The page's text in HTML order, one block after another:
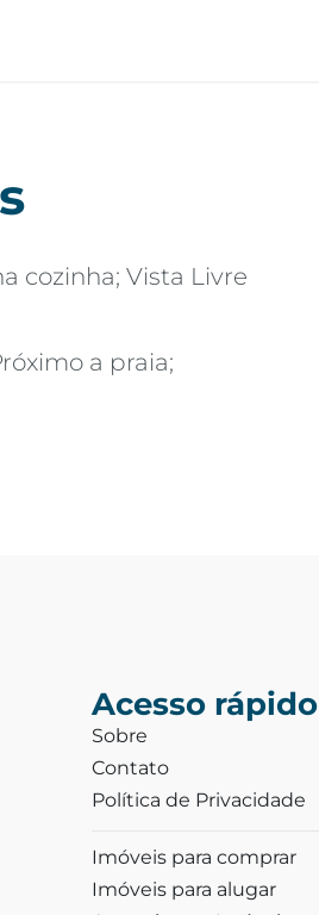
cozinha; Vista Livre
a praia;
Acesso rápido
Sobre
Contato
Política de Privacidade
Imóveis para comprar
Imóveis para alugar